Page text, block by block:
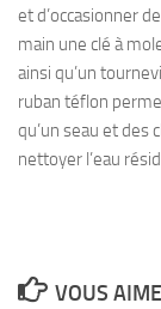
et d’occasionner
main une clé à
ainsi qu’un
ruban téflon
qu’un seau et des
nettoyer l’eau
VOUS